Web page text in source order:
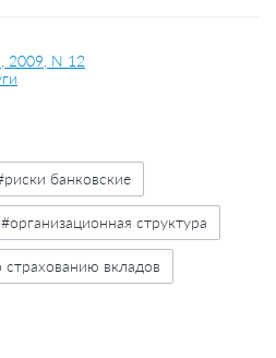
2009, N 12
банковские
#организационная структура
страхованию вкладов